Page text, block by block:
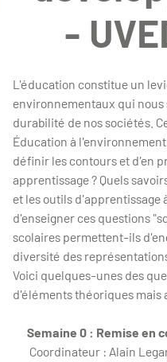
-
L'éducation constitue un
environnementaux qui nous
durabilité de nos sociétés.
Éducation à
définir les contours et d'en
apprentissage ? Quels
et les outils d'apprentissage
d'enseigner ces questions
scolaires permettent-ils
diversité des
Voici quelques-unes des
d'éléments théoriques mais
Semaine 0 : Remise en
Coordinateur : Alain